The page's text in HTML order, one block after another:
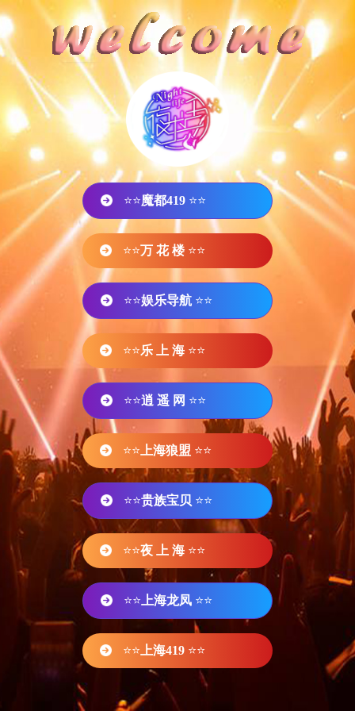
⭐⭐魔都419 ⭐⭐
⭐⭐万 花 楼 ⭐⭐
⭐⭐娱乐导航 ⭐⭐
⭐⭐乐 上 海 ⭐⭐
⭐⭐逍 遥 网 ⭐⭐
⭐⭐ 上海狼盟 ⭐⭐
⭐⭐贵族宝贝 ⭐⭐
⭐⭐夜 上 海 ⭐⭐
⭐⭐ 上海龙凤 ⭐⭐
⭐⭐ 上海419 ⭐⭐